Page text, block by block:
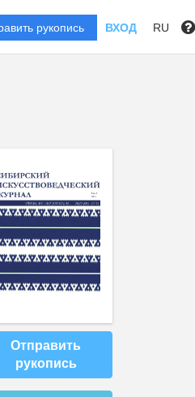
рукопись ВХОД RU
Отправить
рукопись